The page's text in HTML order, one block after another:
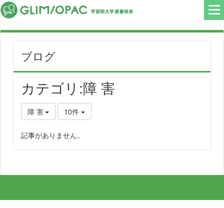
ブログ
カテゴリ:障 害
障 害 10件
記事がありません。